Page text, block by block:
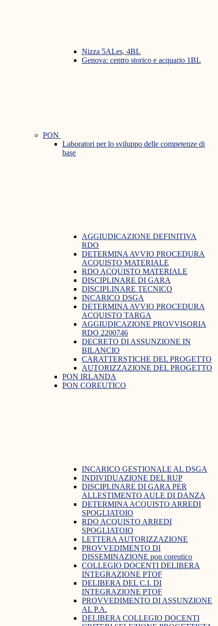
Nizza 5ALes, 4BL
Genova: centro storico e acquario 1BL
PON
Laboratori per lo sviluppo delle competenze di
base
AGGIUDICAZIONE DEFINITIVA
RDO
DETERMINA AVVIO PROCEDURA
ACQUISTO MATERIALE
RDO ACQUISTO MATERIALE
DISCIPLINARE DI GARA
DISCIPLINARE TECNICO
INCARICO DSGA
DETERMINA AVVIO PROCEDURA
ACQUISTO TARGA
AGGIUDICAZIONE PROVVISORIA
RDO 2200746
DECRETO DI ASSUNZIONE IN
BILANCIO
CARATTERSTICHE DEL PROGETTO
AUTORIZZAZIONE DEL PROGETTO
PON IRLANDA
PON COREUTICO
INCARICO GESTIONALE AL DSGA
INDIVIDUAZIONE DEL RUP
DISCIPLINARE DI GARA PER
ALLESTIMENTO AULE DI DANZA
DETERMINA ACQUISTO ARREDI
SPOGLIATOIO
RDO ACQUISTO ARREDI
SPOGLIATOIO
LETTERA AUTORIZZAZIONE
PROVVEDIMENTO DI
DISSEMINAZIONE pon coreutico
COLLEGIO DOCENTI DELIBERA
INTEGRAZIONE PTOF
DELIBERA DEL C.I. DI
INTEGRAZIONE PTOF
PROVVEDIMENTO DI ASSUNZIONE
AL P.A.
DELIBERA COLLEGIO DOCENTI